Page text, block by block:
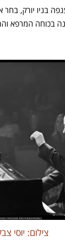
בניו יורק,
בכוחה המרפא
צילום: יוסי